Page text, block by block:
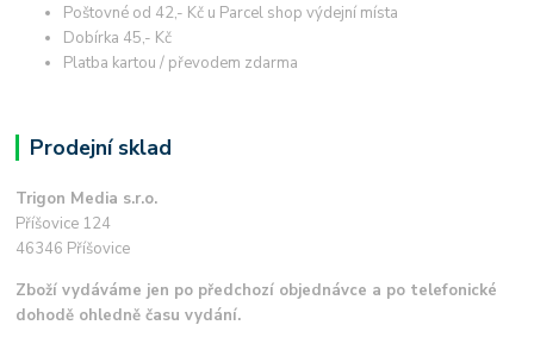
Poštovné od 42,- Kč u Parcel shop výdejní místa
Dobírka 45,- Kč
Platba kartou / převodem zdarma
Prodejní sklad
Trigon Media s.r.o.
Příšovice 124
46346 Příšovice
Zboží vydáváme jen po předchozí objednávce a po telefonické
dohodě ohledně času vydání.